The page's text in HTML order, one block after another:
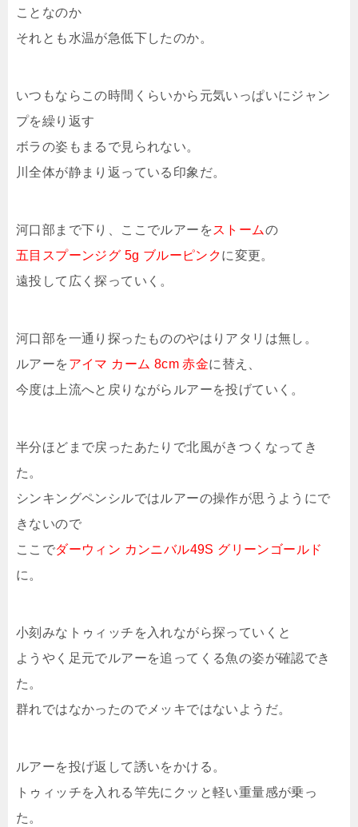
ことなのか
それとも水温が急低下したのか。
いつもならこの時間くらいから元気いっぱいにジャン
プを繰り返す
ボラの姿もまるで見られない。
川全体が静まり返っている印象だ。
河口部まで下り、ここでルアーをストームの
五目スプーンジグ 5g ブルーピンクに変更。
遠投して広く探っていく。
河口部を一通り探ったもののやはりアタリは無し。
ルアーをアイマ カーム 8cm 赤金に替え、
今度は上流へと戻りながらルアーを投げていく。
半分ほどまで戻ったあたりで北風がきつくなってき
た。
シンキングペンシルではルアーの操作が思うようにで
きないので
ここでダーウィン カンニバル49S グリーンゴールド
に。
小刻みなトゥィッチを入れながら探っていくと
ようやく足元でルアーを追ってくる魚の姿が確認でき
た。
群れではなかったのでメッキではないようだ。
ルアーを投げ返して誘いをかける。
トゥィッチを入れる竿先にクッと軽い重量感が乗っ
た。